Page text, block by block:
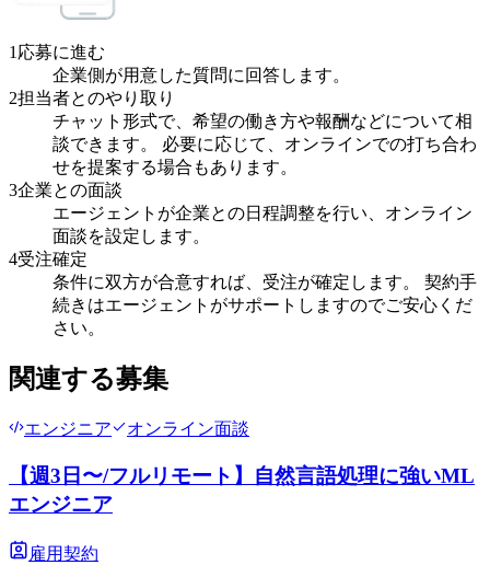
1 応募に進む
企業側が用意した質問に回答します。
2担当者とのやり取り
チャット形式で、希望の働き方や報酬などについて相
談できます。 必要に応じて、オンラインでの打ち合わ
せを提案する場合もあります。
3企業との面談
エージェントが企業との日程調整を行い、オンライン
面談を設定します。
4受注確定
条件に双方が合意すれば、受注が確定します。 契約手
続きはエージェントがサポートしますのでご安心くだ
さい。
関連する募集
エンジニア オンライン面談
【週3日〜/フルリモート】自然言語処理に強いML
エンジニア
雇用契約